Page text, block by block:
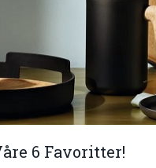
6 Favoritter!